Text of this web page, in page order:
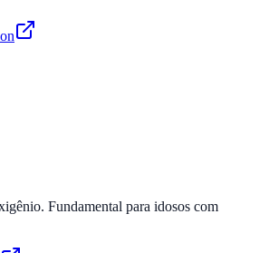
Fundamental para idosos com